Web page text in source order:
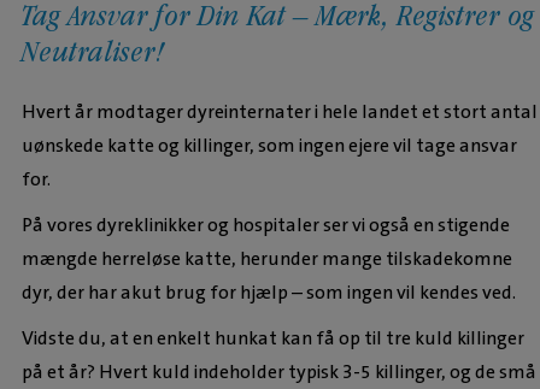
Tag Ansvar for Din Kat – Mærk, Registrer og
Neutraliser!
Hvert år modtager dyreinternater i hele landet et stort antal
uønskede katte og killinger, som ingen ejere vil tage ansvar
for.
På vores dyreklinikker og hospitaler ser vi også en stigende
mængde herreløse katte, herunder mange tilskadekomne
dyr, der har akut brug for hjælp – som ingen vil kendes ved.
Vidste du, at en enkelt hunkat kan få op til tre kuld killinger
på et år? Hvert kuld indeholder typisk 3-5 killinger, og de små